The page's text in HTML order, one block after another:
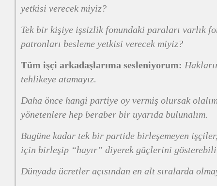
yetkisi verecek miyiz?
Tek bir kişiye işsizlik fonundaki paraları varlık
patronları besleme yetkisi verecek miyiz?
Tüm işçi arkadaşlarıma sesleniyorum:
tehlikeye atamayız.
Daha önce hangi partiye oy vermiş olursak
yönetenlere hep beraber bir uyarıda bulunalım.
Bugüne kadar tek bir partide birleşemeyen
için birleşip “hayır” diyerek güçlerini
Dünyada ücretler açısından en alt sıralarda